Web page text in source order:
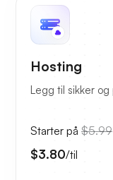
Hosting
Legg til sikker
Starter på $5.99
$3.80/til